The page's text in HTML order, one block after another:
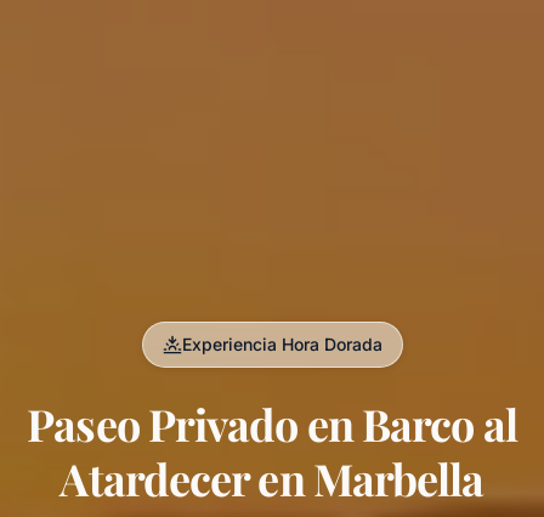
Experiencia Hora Dorada
Paseo Privado en Barco al
Atardecer en Marbella